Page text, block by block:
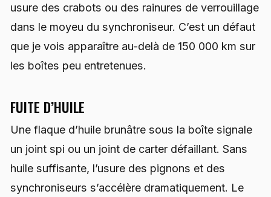
usure des crabots ou des rainures de verrouillage
dans le moyeu du synchroniseur. C’est un défaut
que je vois apparaître au-delà de 150 000 km sur
les boîtes peu entretenues.
FUITE D’HUILE
Une flaque d’huile brunâtre sous la boîte signale
un joint spi ou un joint de carter défaillant. Sans
huile suffisante, l’usure des pignons et des
synchroniseurs s’accélère dramatiquement. Le